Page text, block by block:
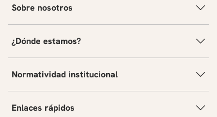
Sobre nosotros
¿Dónde estamos?
Normatividad institucional
Enlaces rápidos